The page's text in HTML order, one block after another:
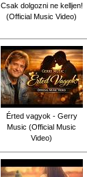
Csak dolgozni ne kelljen!
(Official Music Video)
Érted vagyok - Gerry
Music (Official Music
Video)